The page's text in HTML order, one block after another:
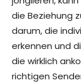
die Beziehung
darum, die
erkennen und
die wirklich
richtigen